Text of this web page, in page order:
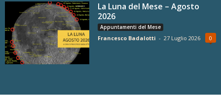
La Luna del Mese – Agosto
2026
Appuntamenti del Mese
Francesco Badalotti - 27 Luglio 2026 0